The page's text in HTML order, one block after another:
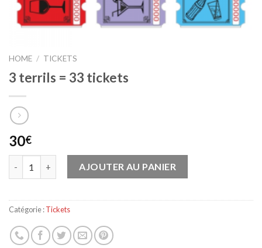
HOME / TICKETS
3 terrils = 33 tickets
30€
AJOUTER AU PANIER
Catégorie :Tickets